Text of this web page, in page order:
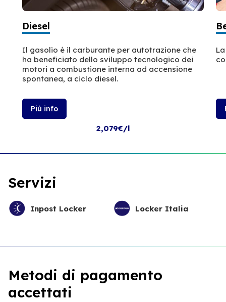
Diesel
Il gasolio è il carburante per autotrazione che
ha beneficiato dello sviluppo tecnologico dei
motori a combustione interna ad accensione
spontanea, a ciclo diesel.
Più info
2,079€/l
Servizi
Inpost Locker Locker Italia
Metodi di pagamento
accettati